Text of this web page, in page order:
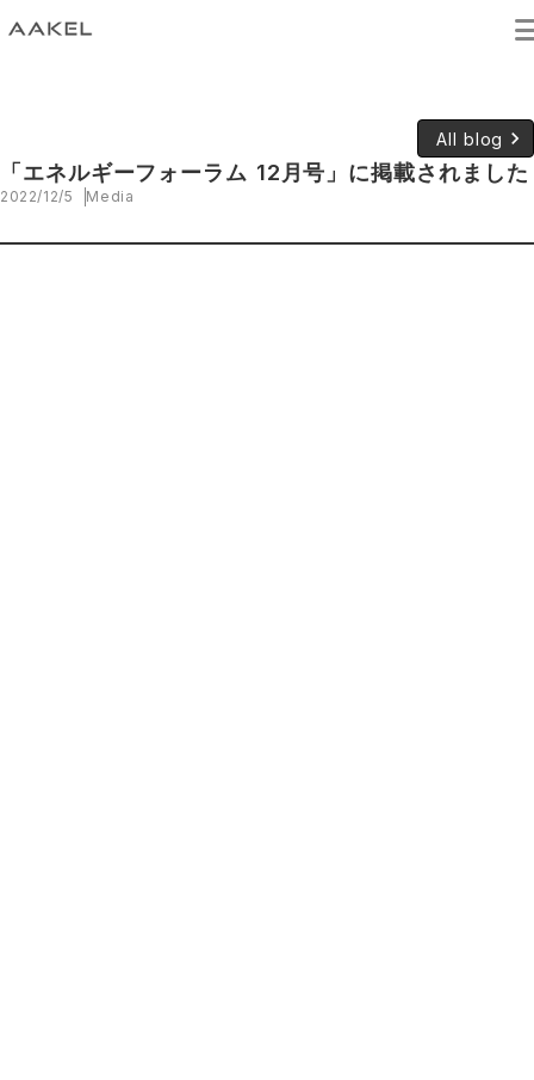
All blog keyboard_arrow_right
「エネルギーフォーラム 12月号」に掲載されました
2022/12/5 Media